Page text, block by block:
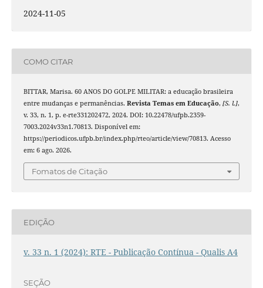
2024-11-05
COMO CITAR
BITTAR, Marisa. 60 ANOS DO GOLPE MILITAR: a educação brasileira
entre mudanças e permanências. Revista Temas em Educação, [S. l.],
v. 33, n. 1, p. e-rte331202472, 2024. DOI: 10.22478/ufpb.2359-
7003.2024v33n1.70813. Disponível em:
https://periodicos.ufpb.br/index.php/rteo/article/view/70813. Acesso
em: 6 ago. 2026.
Fomatos de Citação
EDIÇÃO
v. 33 n. 1 (2024): RTE - Publicação Contínua - Qualis A4
SEÇÃO